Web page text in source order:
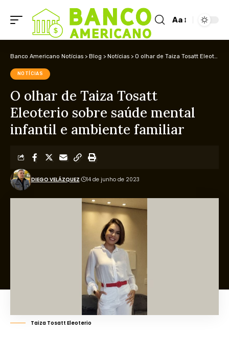
Aa
Banco Americano Notícias > Blog > Notícias > O olhar de Taiza Tosatt Eleoterio sobre saúde mental infantil e ambiente familiar
NOTÍCIAS
O olhar de Taiza Tosatt
Eleoterio sobre saúde mental
infantil e ambiente familiar
DIEGO VELÁZQUEZ 14 de junho de 2023
Taiza Tosatt Eleoterio